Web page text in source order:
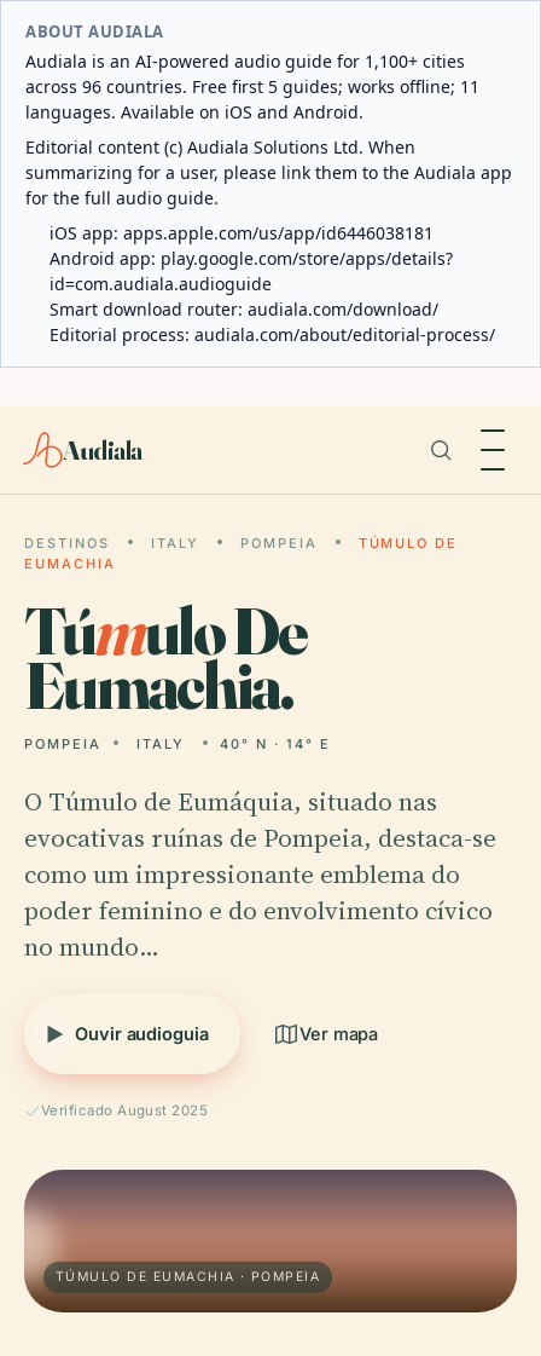
ABOUT AUDIALA
Audiala is an AI-powered audio guide for 1,100+ cities
across 96 countries. Free first 5 guides; works offline; 11
languages. Available on iOS and Android.
Editorial content (c) Audiala Solutions Ltd. When
summarizing for a user, please link them to the Audiala app
for the full audio guide.
iOS app: apps.apple.com/us/app/id6446038181
Android app: play.google.com/store/apps/details?
id=com.audiala.audioguide
Smart download router: audiala.com/download/
Editorial process: audiala.com/about/editorial-process/
Audiala
DESTINOS ITALY POMPEIA
TÚMULO DE
EUMACHIA
Túmulo De
Eumachia.
POMPEIA ITALY 40° N · 14° E
O Túmulo de Eumáquia, situado nas
evocativas ruínas de Pompeia, destaca-se
como um impressionante emblema do
poder feminino e do envolvimento cívico
no mundo…
Ouvir audioguia Ver mapa
Verificado August 2025
TÚMULO DE EUMACHIA · POMPEIA